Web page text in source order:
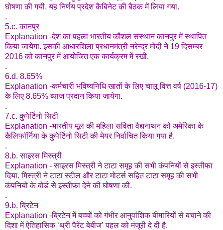
घोषणा की गयी. यह निर्णय प्रदेश कैबिनेट की बैठक में लिया गया.
.
5.c. कानपुर
Explanation -देश का पहला भारतीय कौशल संस्थान कानपुर में स्थापित
किया जायेगा. इसकी आधारशिला प्रधानमंत्री नरेन्द्र मोदी ने 19 दिसम्बर
2016 को कानपुर में आयोजित एक कार्यक्रम में रखी.
.
6.d. 8.65%
Explanation -कर्मचारी भविष्यनिधि खातों के लिए चालू वित्त वर्ष (2016-17)
के लिए 8.65% ब्याज प्रदान किया जायेगा.
.
7.c. कुपेर्टिनो सिटी
Explanation -भारतीय मूल की महिला सविता वैद्यनाथन को अमेरिका के
कैलिफॉर्निया के कुपेर्टिनो सिटी की मेयर निर्वाचित किया गया है.
.
8.b. साइरस मिस्त्री
Explanation - साइरस मिस्त्री ने टाटा समूह की सभी कंपनियों से इस्तीफा
दिया. मिस्त्री ने टाटा स्टील और टाटा मोटर्स सहित टाटा समूह की सभी
कंपनियों के बोर्ड से इस्तीफ़ा देने की घोषणा की.
.
9.b. ब्रिटेन
Explanation -ब्रिटेन में बच्चों को गंभीर आनुवांशिक बीमारियों से बचाने की
दिशा में ऐतिहासिक ‘थ्री पैरेंट बेबीज’ पहल को मंजूरी दे दी है.